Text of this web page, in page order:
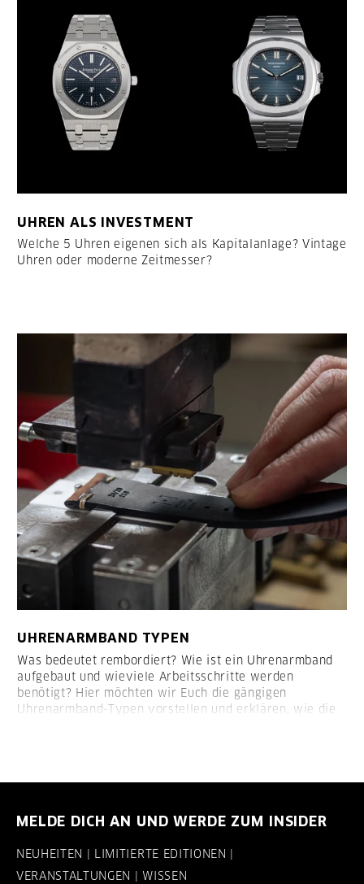
UHREN ALS INVESTMENT
Welche 5 Uhren eigenen sich als Kapitalanlage? Vintage
Uhren oder moderne Zeitmesser?
UHRENARMBAND TYPEN
Was bedeutet rembordiert? Wie ist ein Uhrenarmband
aufgebaut und wieviele Arbeitsschritte werden
benötigt? Hier möchten wir Euch die gängigen
Uhrenarmband-Typen vorstellen und erklären, wie die
MELDE DICH AN UND WERDE ZUM INSIDER
NEUHEITEN | LIMITIERTE EDITIONEN |
VERANSTALTUNGEN | WISSEN